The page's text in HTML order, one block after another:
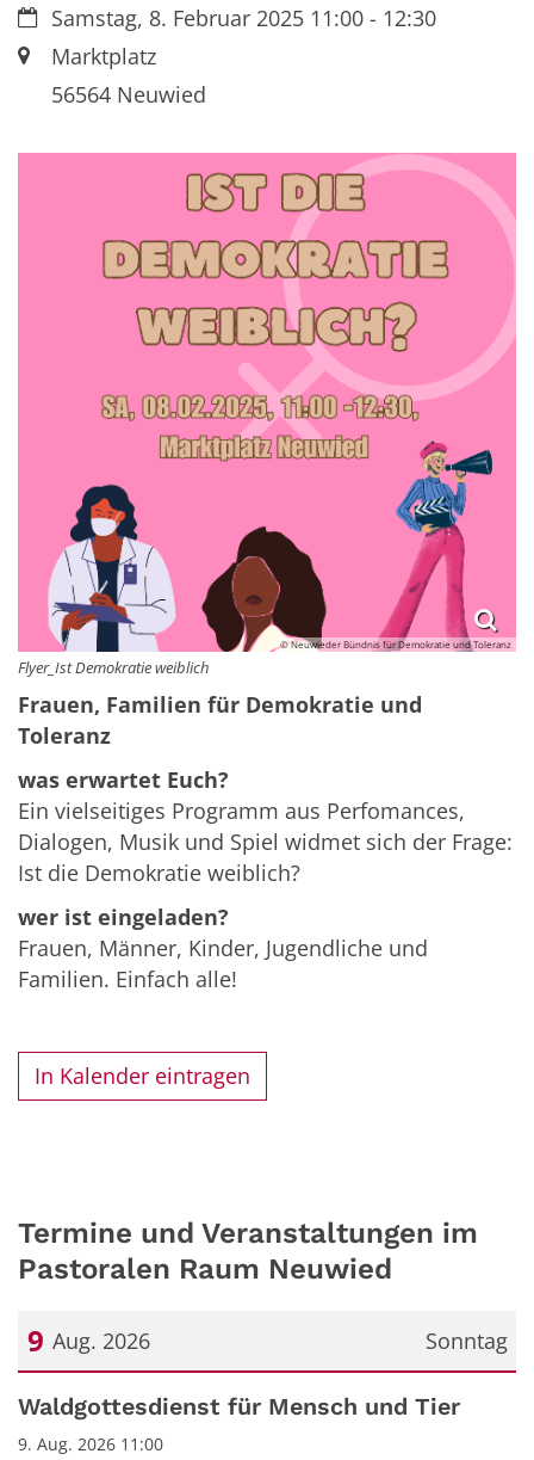
Datum:Samstag, 8. Februar 2025 11:00 - 12:30
Ort:Marktplatz
56564Neuwied
© Neuwieder Bündnis für Demokratie und Toleranz
Flyer_Ist Demokratie weiblich
Frauen, Familien für Demokratie und
Toleranz
was erwartet Euch?
Ein vielseitiges Programm aus Perfomances,
Dialogen, Musik und Spiel widmet sich der Frage:
Ist die Demokratie weiblich?
wer ist eingeladen?
Frauen, Männer, Kinder, Jugendliche und
Familien. Einfach alle!
In Kalender eintragen
Termine und Veranstaltungen im
Pastoralen Raum Neuwied
Sonntag
9 Aug. 2026
Datum: 9. August 2026
Waldgottesdienst für Mensch und Tier
9. Aug. 2026 11:00